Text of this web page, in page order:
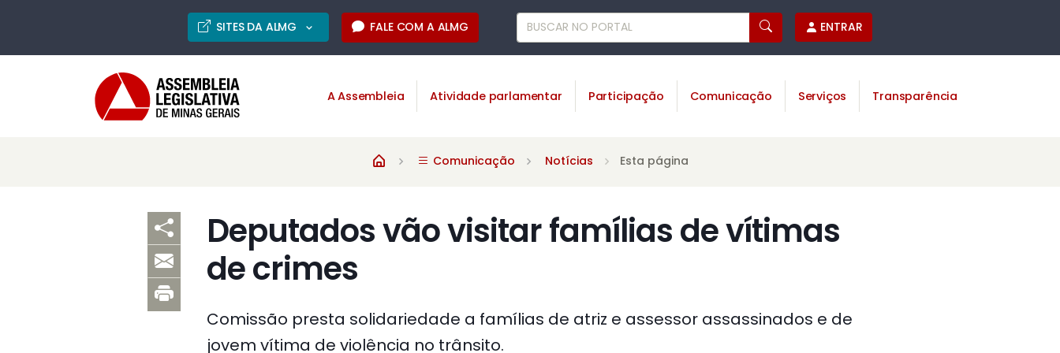
SITES DA ALMG FALE COM A ALMG ENTRAR
A Assembleia Atividade parlamentar Participação Comunicação Serviços Transparência
Comunicação Notícias Esta página
Deputados vão visitar famílias de vítimas
de crimes
Comissão presta solidariedade a famílias de atriz e assessor assassinados e de
jovem vítima de violência no trânsito.